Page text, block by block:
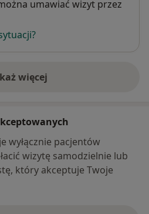
umawiać wizyt przez
więcej
o adresie
wyłącznie pacjentów
wizytę samodzielnie lub
który akceptuje Twoje